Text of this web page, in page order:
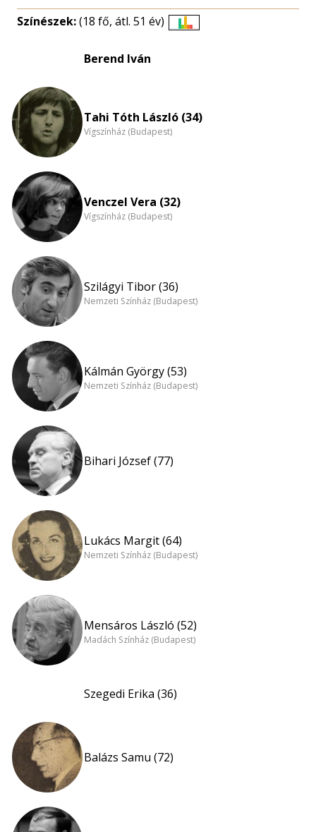
Színészek:(18 fő, átl. 51 év)
Berend Iván
Tahi Tóth László (34)
Vígszínház (Budapest)
Venczel Vera (32)
Vígszínház (Budapest)
Szilágyi Tibor (36)
Nemzeti Színház (Budapest)
Kálmán György (53)
Nemzeti Színház (Budapest)
Bihari József (77)
Lukács Margit (64)
Nemzeti Színház (Budapest)
Mensáros László (52)
Madách Színház (Budapest)
Szegedi Erika (36)
Balázs Samu (72)